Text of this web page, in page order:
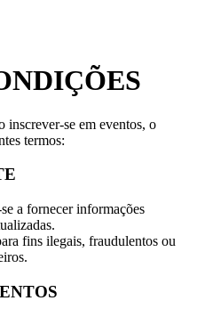
inscrever-se em eventos, o
termos:
a fornecer informações
fins ilegais, fraudulentos ou